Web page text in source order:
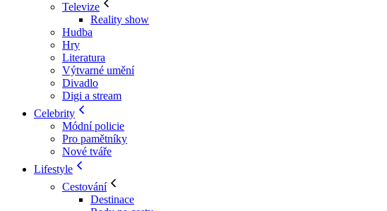
Televize
Reality show
Hudba
Hry
Literatura
Výtvarné umění
Divadlo
Digi a stream
Celebrity
Módní policie
Pro pamětníky
Nové tváře
Lifestyle
Cestování
Destinace